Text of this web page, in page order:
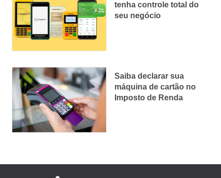
tenha controle total do
seu negócio
Saiba declarar sua
máquina de cartão no
Imposto de Renda